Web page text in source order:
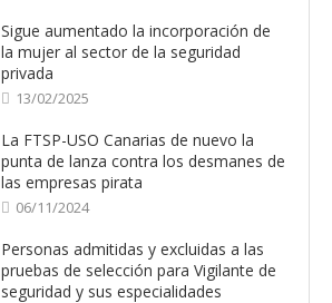
Sigue aumentado la incorporación de
la mujer al sector de la seguridad
privada
13/02/2025
La FTSP-USO Canarias de nuevo la
punta de lanza contra los desmanes de
las empresas pirata
06/11/2024
Personas admitidas y excluidas a las
pruebas de selección para Vigilante de
seguridad y sus especialidades